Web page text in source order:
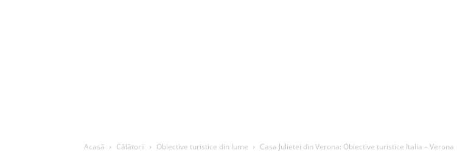
Acasă Călătorii Obiective turistice din lume Casa Julietei din Verona: Obiective turistice Italia – Verona